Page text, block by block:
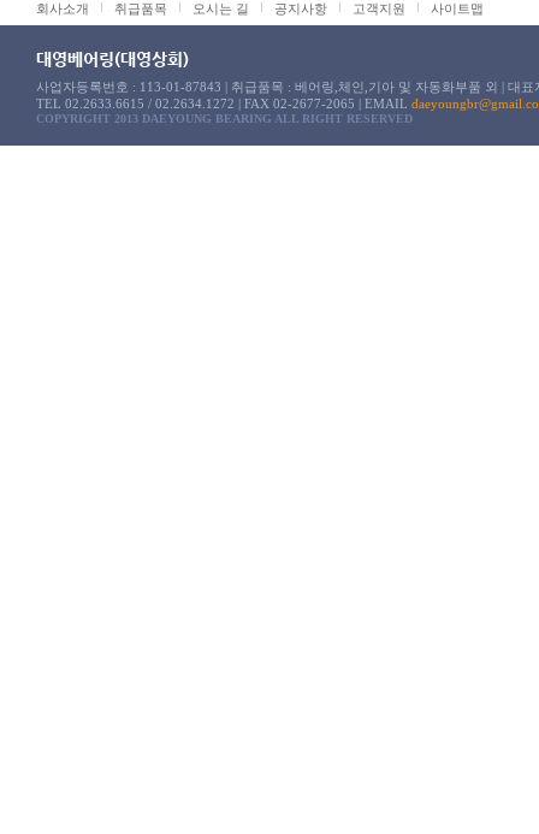
볼베어링
로울러 베어링
기타 베어링
LM 가이
볼부시
샤프트
회사소개 취급품목 오시는 길 공지사항 고객지원 사이트맵
대영베어링(대영상회)
사업자등록번호 : 113-01-87843 | 취급품목 : 베어링,체인,기아 및 자동화부품 외 | 대표
TEL 02.2633.6615 / 02.2634.1272 | FAX 02-2677-2065 | EMAIL
COPYRIGHT 2013 DAEYOUNG BEARING ALL RIGHT RESERVED